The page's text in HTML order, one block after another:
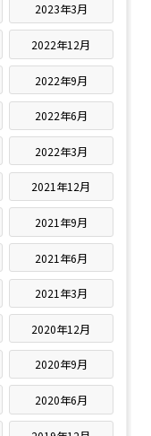
2023年3月
2022年12月
2022年9月
2022年6月
2022年3月
2021年12月
2021年9月
2021年6月
2021年3月
2020年12月
2020年9月
2020年6月